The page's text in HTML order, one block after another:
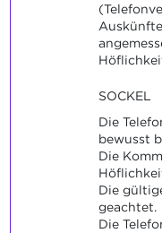
SOCKEL
Die
bewusst
Die
Die
geachtet.
Die